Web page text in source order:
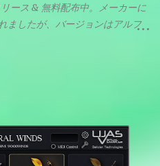
ース & 無料配布中。メーカーに
ましたが、バージョンはアルフ
のようです。